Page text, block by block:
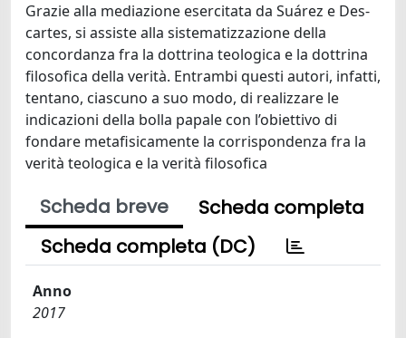
Grazie alla mediazione esercitata da Suárez e Des-
cartes, si assiste alla sistematizzazione della
concordanza fra la dottrina teologica e la dottrina
filosofica della verità. Entrambi questi autori, infatti,
tentano, ciascuno a suo modo, di realizzare le
indicazioni della bolla papale con l’obiettivo di
fondare metafisicamente la corrispondenza fra la
verità teologica e la verità filosofica
Scheda breve
Scheda completa
Scheda completa (DC)
Anno
2017